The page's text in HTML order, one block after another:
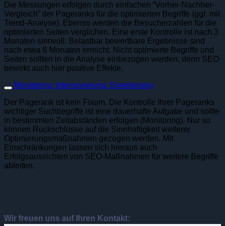
Die Messungen erfolgen durch einfachen “Vorher-Nachher-
Vergleich” der Pageranks für die optimierten Begriffe (ggf. mit
Trend-Analyse). Ebenso werden die Besucherzahlen für die
optimierten Seiten verglichen. Eine erste Kontrolle ist nach 3
Monaten sinnvoll. Belastbar bewertbare Ergebnisse sind
nach etwa 6 Monaten erreicht. Nicht optimierte Begriffe und
Seiten sollten in die Analyse einbezogen werden, denn SEO
bewirkt auch hier positive Effekte.
Monitoring, Intensivierung, Erweiterung
Der Pagerank ist kein Fixum. Die Kontrolle Ihrer Pageranks
wichtiger Suchbegriffe ist eine dauerhafte Aufgabe und sollte
in bestimmten Zeitabständen erfolgen (Monitoring). Nur so
können Rückschlüsse auf die Sinnhaftigkeit weiterer
Optimierungsmaßnahmen gezogen werden. Mit
Einschränkungen lassen sich hieraus auch
Erfolgsaussichten von SEO-Maßnahmen für weitere Begriffe
ableiten.
Wir freuen uns auf Ihren Kontakt: